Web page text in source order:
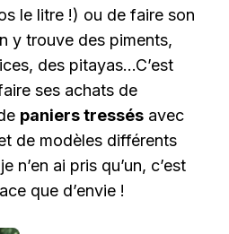
le litre !) ou de faire son
y trouve des piments,
des pitayas…C’est
ses achats de
paniers tressés avec
de modèles différents
n’en ai pris qu’un, c’est
que d’envie !